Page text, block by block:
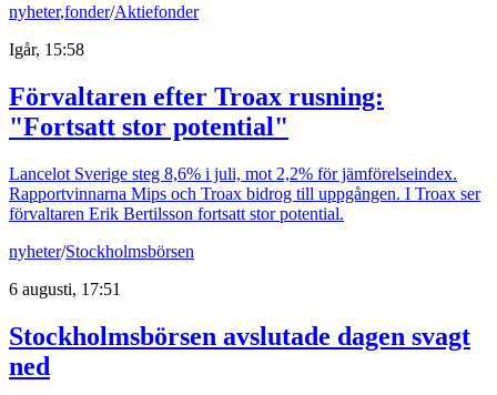
nyheter,fonder/Aktiefonder
Igår, 15:58
Förvaltaren efter Troax rusning:
"Fortsatt stor potential"
Lancelot Sverige steg 8,6% i juli, mot 2,2% för jämförelseindex.
Rapportvinnarna Mips och Troax bidrog till uppgången. I Troax ser
förvaltaren Erik Bertilsson fortsatt stor potential.
nyheter/Stockholmsbörsen
6 augusti, 17:51
Stockholmsbörsen avslutade dagen svagt
ned